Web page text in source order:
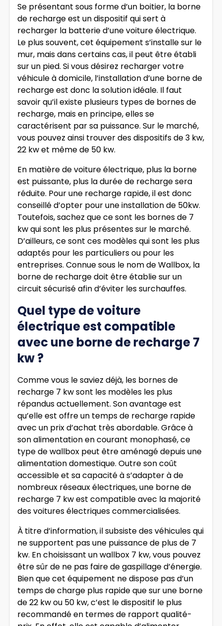
Se présentant sous forme d’un boitier, la borne
de recharge est un dispositif qui sert à
recharger la batterie d’une voiture électrique.
Le plus souvent, cet équipement s’installe sur le
mur, mais dans certains cas, il peut être établi
sur un pied. Si vous désirez recharger votre
véhicule à domicile, l’installation d’une borne de
recharge est donc la solution idéale. Il faut
savoir qu’il existe plusieurs types de bornes de
recharge, mais en principe, elles se
caractérisent par sa puissance. Sur le marché,
vous pouvez ainsi trouver des dispositifs de 3 kw,
22 kw et même de 50 kw.
En matière de voiture électrique, plus la borne
est puissante, plus la durée de recharge sera
réduite. Pour une recharge rapide, il est donc
conseillé d’opter pour une installation de 50kw.
Toutefois, sachez que ce sont les bornes de 7
kw qui sont les plus présentes sur le marché.
D’ailleurs, ce sont ces modèles qui sont les plus
adaptés pour les particuliers ou pour les
entreprises. Connue sous le nom de Wallbox, la
borne de recharge doit être établie sur un
circuit sécurisé afin d’éviter les surchauffes.
Quel type de voiture
électrique est compatible
avec une borne de recharge 7
kw ?
Comme vous le saviez déjà, les bornes de
recharge 7 kw sont les modèles les plus
répandus actuellement. Son avantage est
qu’elle est offre un temps de recharge rapide
avec un prix d’achat très abordable. Grâce à
son alimentation en courant monophasé, ce
type de wallbox peut être aménagé depuis une
alimentation domestique. Outre son coût
accessible et sa capacité à s’adapter à de
nombreux réseaux électriques, une borne de
recharge 7 kw est compatible avec la majorité
des voitures électriques commercialisées.
À titre d’information, il subsiste des véhicules qui
ne supportent pas une puissance de plus de 7
kw. En choisissant un wallbox 7 kw, vous pouvez
être sûr de ne pas faire de gaspillage d’énergie.
Bien que cet équipement ne dispose pas d’un
temps de charge plus rapide que sur une borne
de 22 kw ou 50 kw, c’est le dispositif le plus
recommandé en termes de rapport qualité-